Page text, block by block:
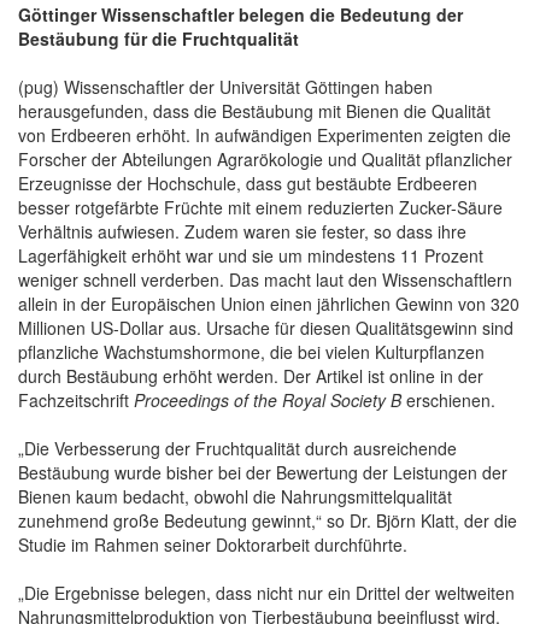
Göttinger Wissenschaftler belegen die Bedeutung der
Bestäubung für die Fruchtqualität
(pug) Wissenschaftler der Universität Göttingen haben
herausgefunden, dass die Bestäubung mit Bienen die Qualität
von Erdbeeren erhöht. In aufwändigen Experimenten zeigten die
Forscher der Abteilungen Agrarökologie und Qualität pflanzlicher
Erzeugnisse der Hochschule, dass gut bestäubte Erdbeeren
besser rotgefärbte Früchte mit einem reduzierten Zucker-Säure
Verhältnis aufwiesen. Zudem waren sie fester, so dass ihre
Lagerfähigkeit erhöht war und sie um mindestens 11 Prozent
weniger schnell verderben. Das macht laut den Wissenschaftlern
allein in der Europäischen Union einen jährlichen Gewinn von 320
Millionen US-Dollar aus. Ursache für diesen Qualitätsgewinn sind
pflanzliche Wachstumshormone, die bei vielen Kulturpflanzen
durch Bestäubung erhöht werden. Der Artikel ist online in der
Fachzeitschrift Proceedings of the Royal Society Berschienen.
„Die Verbesserung der Fruchtqualität durch ausreichende
Bestäubung wurde bisher bei der Bewertung der Leistungen der
Bienen kaum bedacht, obwohl die Nahrungsmittelqualität
zunehmend große Bedeutung gewinnt,“ so Dr. Björn Klatt, der die
Studie im Rahmen seiner Doktorarbeit durchführte.
„Die Ergebnisse belegen, dass nicht nur ein Drittel der weltweiten
Nahrungsmittelproduktion von Tierbestäubung beeinflusst wird,